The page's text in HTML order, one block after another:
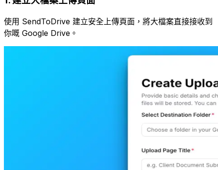
使用 SendToDrive 建立安全上傳頁面，將大檔案直接接收到
你嘅 Google Drive。